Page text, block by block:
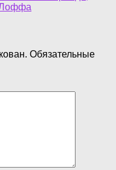
Лоффа
Обязательные